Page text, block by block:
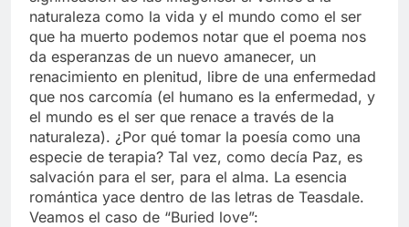
naturaleza como la vida y el mundo como el ser
que ha muerto podemos notar que el poema nos
da esperanzas de un nuevo amanecer, un
renacimiento en plenitud, libre de una enfermedad
que nos carcomía (el humano es la enfermedad, y
el mundo es el ser que renace a través de la
naturaleza). ¿Por qué tomar la poesía como una
especie de terapia? Tal vez, como decía Paz, es
salvación para el ser, para el alma. La esencia
romántica yace dentro de las letras de Teasdale.
Veamos el caso de “Buried love”: